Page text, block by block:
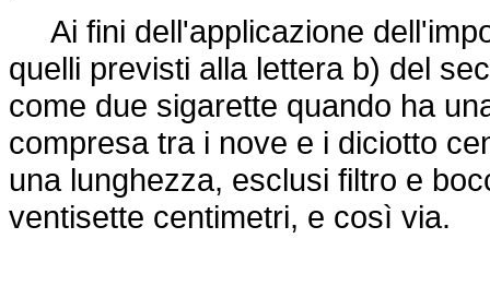
Ai fini dell'applicazione
quelli previsti alla lettera b) del
come due sigarette quando ha
compresa tra i nove e i diciotto
una lunghezza, esclusi filtro e
ventisette centimetri, e così via.